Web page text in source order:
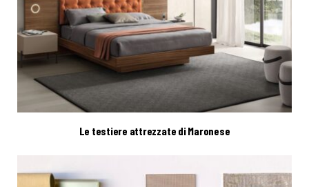
Le testiere attrezzate di Maronese